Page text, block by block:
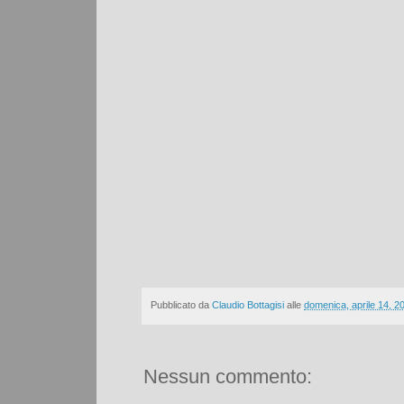
Pubblicato da Claudio Bottagisi alle domenica, aprile 14,
Nessun commento: